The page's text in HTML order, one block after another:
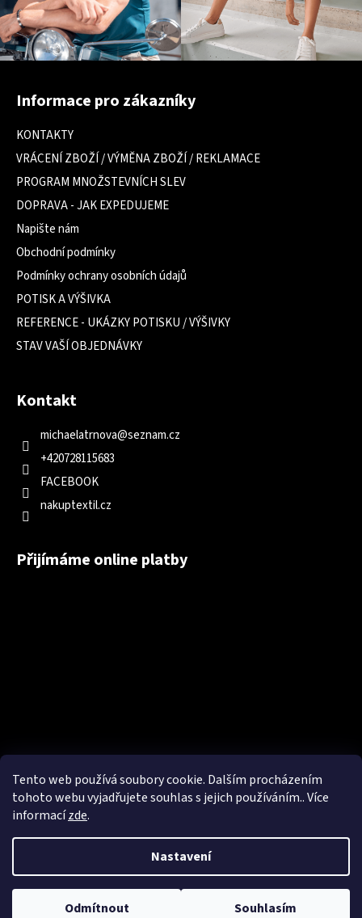
Tento web používá soubory cookie. Dalším procházením
tohoto webu vyjadřujete souhlas s jejich používáním.. Více
informacízde.
Nastavení
Odmítnout Souhlasím
Z
Informace pro zákazníky
KONTAKTY
VRÁCENÍ ZBOŽÍ / VÝMĚNA ZBOŽÍ / REKLAMACE
PROGRAM MNOŽSTEVNÍCH SLEV
DOPRAVA - JAK EXPEDUJEME
Napište nám
Obchodní podmínky
Podmínky ochrany osobních údajů
POTISK A VÝŠIVKA
REFERENCE - UKÁZKY POTISKU / VÝŠIVKY
STAV VAŠÍ OBJEDNÁVKY
Kontakt
michaelatrnova@seznam.cz
+420728115683
FACEBOOK
nakuptextil.cz
Přijímáme online platby
Vytvořil Shoptet
Copyright 2026
NakupTextil - reklamní textil Adler / Malfini -